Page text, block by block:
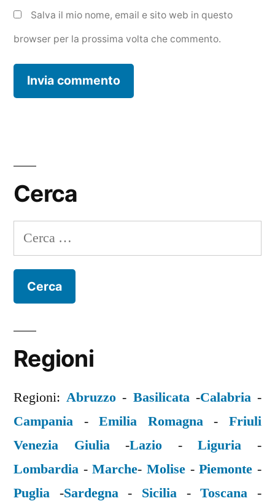
Salva il mio nome, email e sito web in questo
browser per la prossima volta che commento.
Cerca
Ricerca
per:
Regioni
Regioni:Abruzzo - Basilicata-Calabria-
Campania -Emilia Romagna-Friuli
Venezia Giulia-Lazio -Liguria -
Lombardia -Marche-Molise -Piemonte -
Puglia -Sardegna- Sicilia -Toscana -